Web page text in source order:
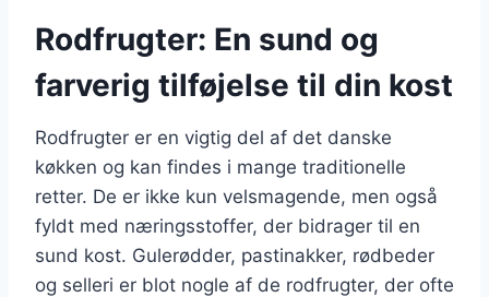
Rodfrugter: En sund og
farverig tilføjelse til din kost
Rodfrugter er en vigtig del af det danske
køkken og kan findes i mange traditionelle
retter. De er ikke kun velsmagende, men også
fyldt med næringsstoffer, der bidrager til en
sund kost. Gulerødder, pastinakker, rødbeder
og selleri er blot nogle af de rodfrugter, der ofte